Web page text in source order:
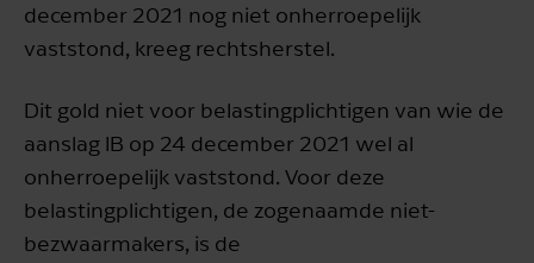
december 2021 nog niet onherroepelijk
vaststond, kreeg rechtsherstel.
Dit gold niet voor belastingplichtigen van wie de
aanslag IB op 24 december 2021 wel al
onherroepelijk vaststond. Voor deze
belastingplichtigen, de zogenaamde niet-
bezwaarmakers, is de